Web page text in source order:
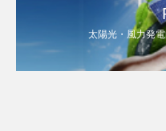
太陽光・風力発